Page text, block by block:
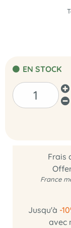
EN STOCK
Frais
France
Jusqu'à -
avec